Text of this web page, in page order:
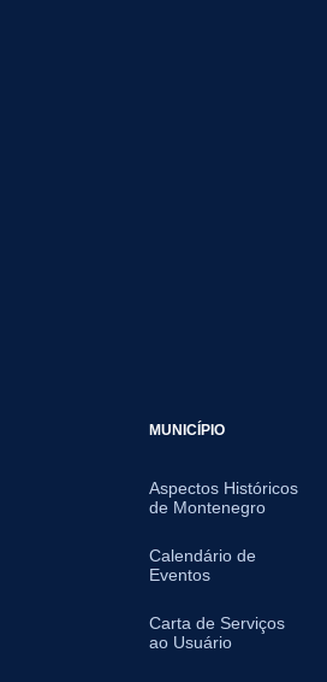
MUNICÍPIO
Aspectos Históricos
de Montenegro
Calendário de
Eventos
Carta de Serviços
ao Usuário